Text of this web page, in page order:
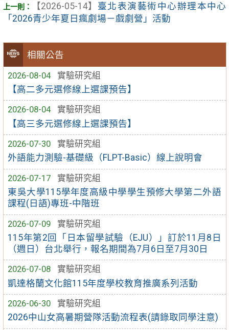
相關公告
2026-08-04
實驗研究組
【高二多元選修線上選課預告】
2026-08-04
實驗研究組
【高三多元選修線上選課預告】
2026-07-30
實驗研究組
外語能力測驗-基礎級（FLPT-Basic）線上說明會
2026-07-17
實驗研究組
東吳大學115學年度高級中學學生預修大學第二外語
課程(日語)專班-中階班
2026-07-09
實驗研究組
115年第2回「日本留學試驗（EJU）」訂於11月8日
（週日）台北舉行，報名期間為7月6日至7月30日
2026-07-08
實驗研究組
凱達格蘭文化館115年度學校教育推廣系列活動
2026-06-30
實驗研究組
2026中山女高暑期營隊活動流程表(請錄取同學注意)
【2026-05-14】
臺北表演藝術中心辦理本中心
「2026青少年夏日瘋劇場－戲劇營」活動